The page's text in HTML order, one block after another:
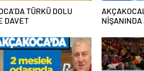
TÜRKÜ DOLU
DAVET
NİŞANINDA